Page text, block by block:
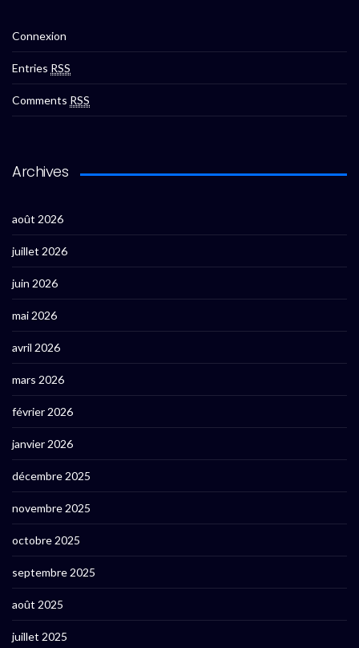
Connexion
Entries RSS
Comments RSS
Archives
août 2026
juillet 2026
juin 2026
mai 2026
avril 2026
mars 2026
février 2026
janvier 2026
décembre 2025
novembre 2025
octobre 2025
septembre 2025
août 2025
juillet 2025